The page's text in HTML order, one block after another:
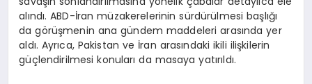
alındı. ABD-İran müzakerelerinin sürdürülmesi başlığı
da görüşmenin ana gündem maddeleri arasında yer
aldı. Ayrıca, Pakistan ve İran arasındaki ikili ilişkilerin
güçlendirilmesi konuları da masaya yatırıldı.